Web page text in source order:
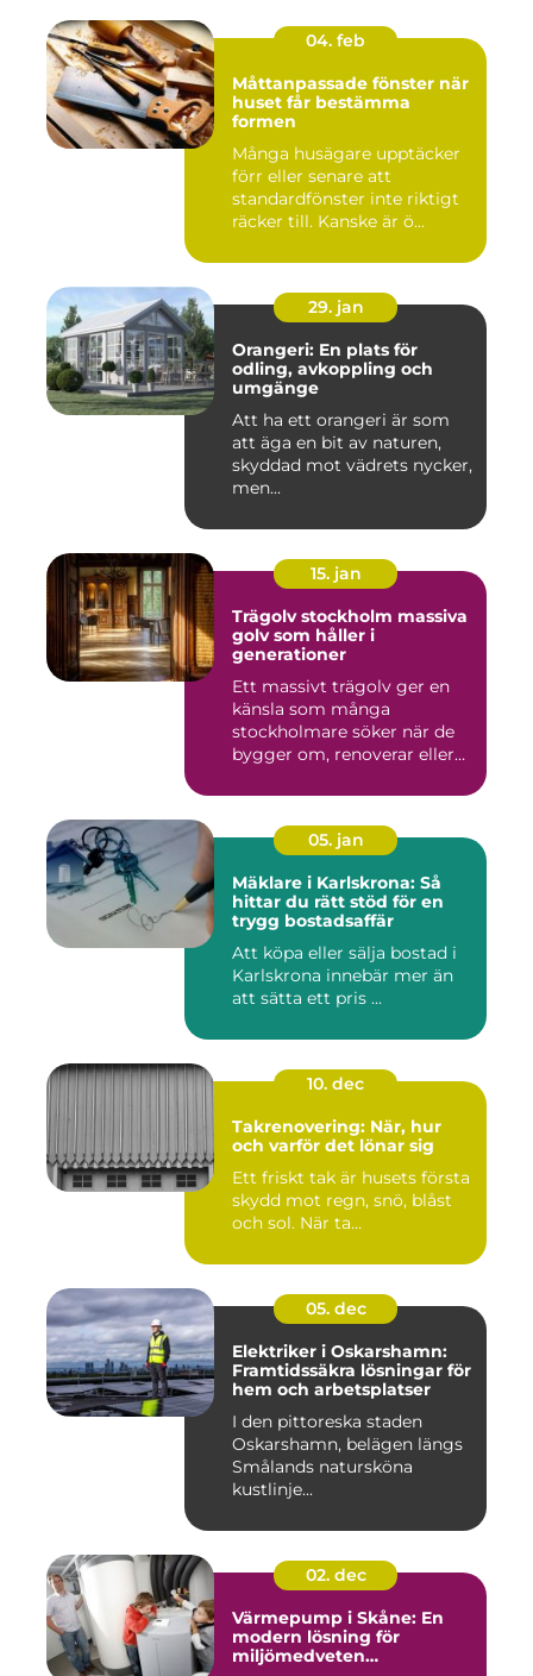
04. feb
Måttanpassade fönster när
huset får bestämma
formen
Många husägare upptäcker
förr eller senare att
standardfönster inte riktigt
räcker till. Kanske är ö...
29. jan
Orangeri: En plats för
odling, avkoppling och
umgänge
Att ha ett orangeri är som
att äga en bit av naturen,
skyddad mot vädrets nycker,
men...
15. jan
Trägolv stockholm massiva
golv som håller i
generationer
Ett massivt trägolv ger en
känsla som många
stockholmare söker när de
bygger om, renoverar eller
05. jan
Mäklare i Karlskrona: Så
hittar du rätt stöd för en
trygg bostadsaffär
Att köpa eller sälja bostad i
Karlskrona innebär mer än
att sätta ett pris ...
10. dec
Takrenovering: När, hur
och varför det lönar sig
Ett friskt tak är husets första
skydd mot regn, snö, blåst
och sol. När ta...
05. dec
Elektriker i Oskarshamn:
Framtidssäkra lösningar för
hem och arbetsplatser
I den pittoreska staden
Oskarshamn, belägen längs
Smålands natursköna
kustlinje...
02. dec
Värmepump i Skåne: En
modern lösning för
miljömedveten